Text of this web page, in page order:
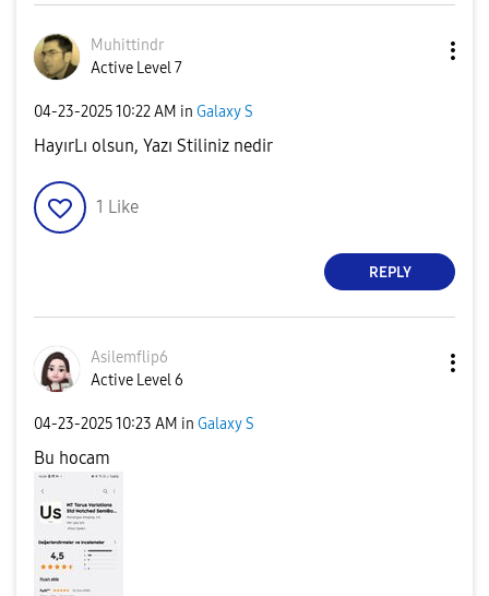
Muhittindr
Active Level 7
‎04-23-202510:22 AM in Galaxy S
HayırLı olsun, Yazı Stiliniz nedir
1 Like
REPLY
Asilemflip6
Active Level 6
‎04-23-202510:23 AM in Galaxy S
Bu hocam